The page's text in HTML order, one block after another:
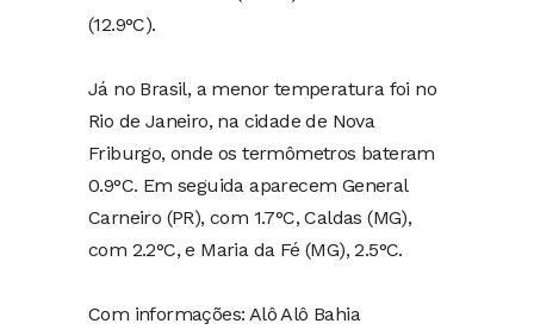
(12.9°C).
Já no Brasil, a menor temperatura foi no
Rio de Janeiro, na cidade de Nova
Friburgo, onde os termômetros bateram
0.9°C. Em seguida aparecem General
Carneiro (PR), com 1.7°C, Caldas (MG),
com 2.2°C, e Maria da Fé (MG), 2.5°C.
Com informações: Alô Alô Bahia